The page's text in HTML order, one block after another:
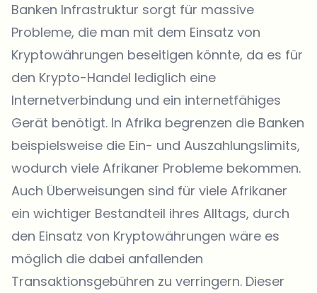
Banken Infrastruktur sorgt für massive
Probleme, die man mit dem Einsatz von
Kryptowährungen beseitigen könnte, da es für
den Krypto-Handel lediglich eine
Internetverbindung und ein internetfähiges
Gerät benötigt. In Afrika begrenzen die Banken
beispielsweise die Ein- und Auszahlungslimits,
wodurch viele Afrikaner Probleme bekommen.
Auch Überweisungen sind für viele Afrikaner
ein wichtiger Bestandteil ihres Alltags, durch
den Einsatz von Kryptowährungen wäre es
möglich die dabei anfallenden
Transaktionsgebühren zu verringern. Dieser